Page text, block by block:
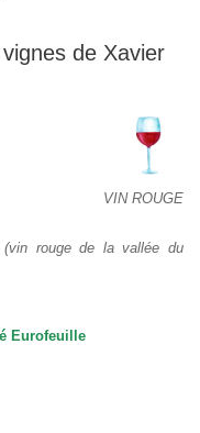
de Xavier
VIN ROUGE
rouge de la vallée du
Eurofeuille